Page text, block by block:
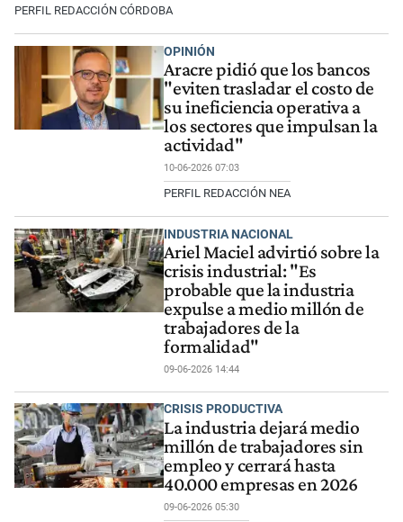
PERFIL REDACCIÓN CÓRDOBA
OPINIÓN
Aracre pidió que los bancos
"eviten trasladar el costo de
su ineficiencia operativa a
los sectores que impulsan la
actividad"
10-06-2026 07:03
PERFIL REDACCIÓN NEA
INDUSTRIA NACIONAL
Ariel Maciel advirtió sobre la
crisis industrial: "Es
probable que la industria
expulse a medio millón de
trabajadores de la
formalidad"
09-06-2026 14:44
CRISIS PRODUCTIVA
La industria dejará medio
millón de trabajadores sin
empleo y cerrará hasta
40.000 empresas en 2026
09-06-2026 05:30